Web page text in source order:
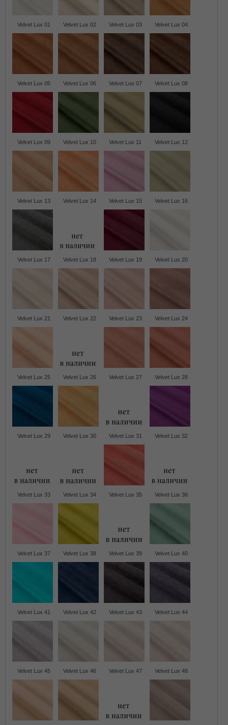
Velvet Lux 01 Velvet Lux 02 Velvet Lux 03 Velvet Lux 04
Velvet Lux 05 Velvet Lux 06 Velvet Lux 07 Velvet Lux 08
Velvet Lux 09 Velvet Lux 10 Velvet Lux 11 Velvet Lux 12
Velvet Lux 13 Velvet Lux 14 Velvet Lux 15 Velvet Lux 16
Velvet Lux 17 Velvet Lux 18 Velvet Lux 19 Velvet Lux 20
Velvet Lux 21 Velvet Lux 22 Velvet Lux 23 Velvet Lux 24
Velvet Lux 25 Velvet Lux 26 Velvet Lux 27 Velvet Lux 28
Velvet Lux 29 Velvet Lux 30 Velvet Lux 31 Velvet Lux 32
Velvet Lux 33 Velvet Lux 34 Velvet Lux 35 Velvet Lux 36
Velvet Lux 37 Velvet Lux 38 Velvet Lux 39 Velvet Lux 40
Velvet Lux 41 Velvet Lux 42 Velvet Lux 43 Velvet Lux 44
Velvet Lux 45 Velvet Lux 46 Velvet Lux 47 Velvet Lux 48